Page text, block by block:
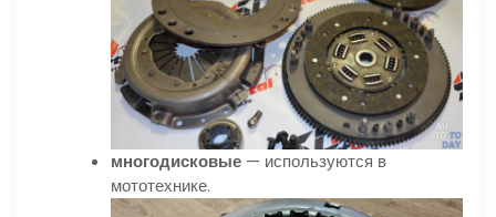
многодисковые — используются в
мототехнике.